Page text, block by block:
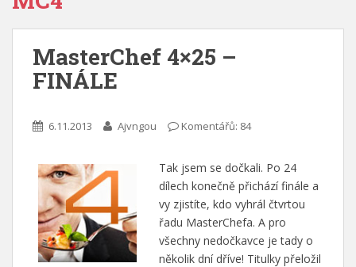
MasterChef 4×25 –
FINÁLE
6.11.2013 Ajvngou Komentářů: 84
Tak jsem se dočkali. Po 24
dílech konečně přichází finále a
vy zjistíte, kdo vyhrál čtvrtou
řadu MasterChefa. A pro
všechny nedočkavce je tady o
několik dní dříve! Titulky přeložil